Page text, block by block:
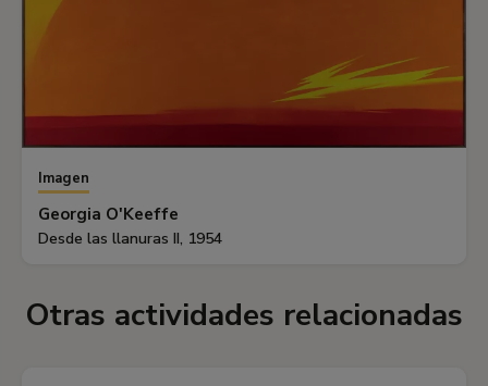
Imagen
Georgia O'Keeffe
Desde las llanuras II, 1954
Otras actividades relacionadas